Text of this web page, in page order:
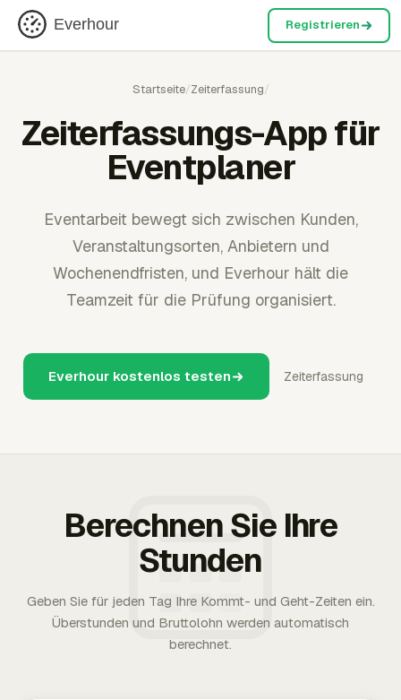
Everhour Registrieren
Startseite/Zeiterfassung/
Zeiterfassungs-App für
Eventplaner
Eventarbeit bewegt sich zwischen Kunden,
Veranstaltungsorten, Anbietern und
Wochenendfristen, und Everhour hält die
Teamzeit für die Prüfung organisiert.
Everhour kostenlos testen Zeiterfassung
Berechnen Sie Ihre
Stunden
Geben Sie für jeden Tag Ihre Kommt- und Geht-Zeiten ein.
Überstunden und Bruttolohn werden automatisch
berechnet.